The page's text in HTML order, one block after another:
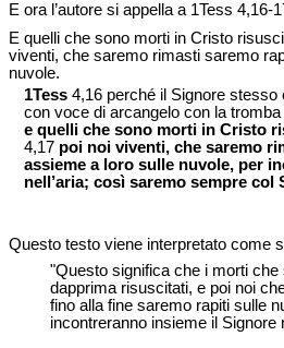
E ora l’autore si appella a 1Tess 4,16-
E quelli che sono morti in Cristo
viventi, che saremo rimasti saremo
nuvole.
1Tess 4,16 perché il Signore stesso
con voce di arcangelo con la
e quelli che sono morti in Cristo
4,17 poi noi viventi, che saremo
assieme a loro sulle nuvole, per
nell’aria; così saremo sempre col
Questo testo viene interpretato come
"Questo significa che i morti che
dapprima risuscitati, e poi noi
fino alla fine saremo rapiti sulle
incontreranno insieme il Signore